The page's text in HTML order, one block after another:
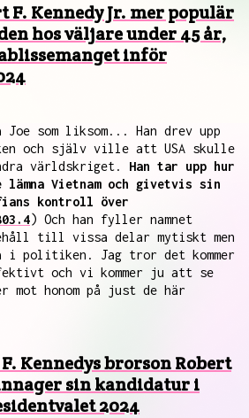
F. Kennedy Jr. mer populär
hos väljare under 45 år,
inför
som liksom... Han drev upp
och själv ville att USA skulle
världskriget. Han tar upp hur
lämna Vietnam och givetvis sin
kontroll över
) Och han fyller namnet
till vissa delar mytiskt men
i politiken. Jag tror det kommer
och vi kommer ju att se
mot honom på just de här
Kennedys brorson Robert
sin kandidatur i
2024